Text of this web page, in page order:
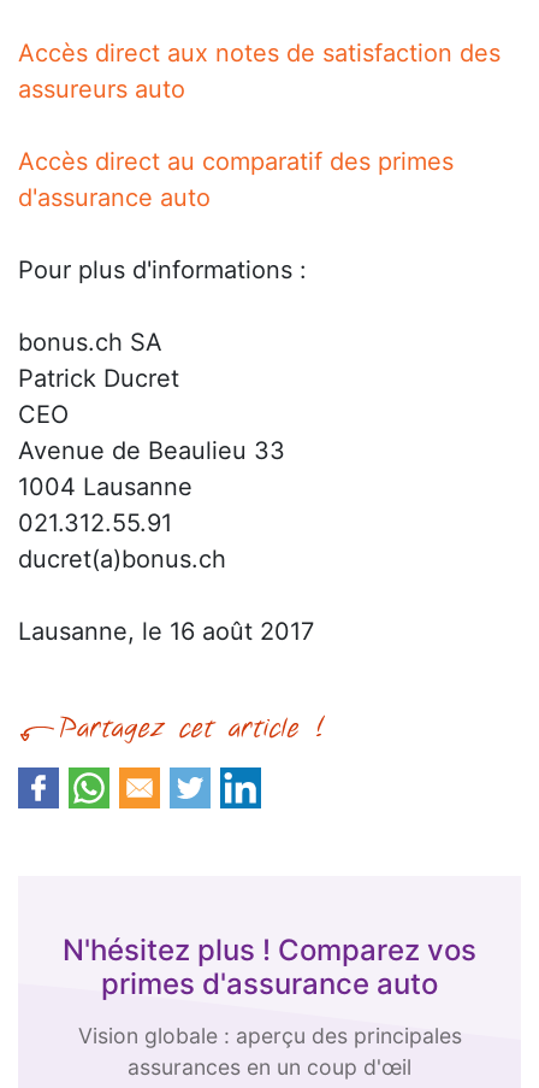
Accès direct aux notes de satisfaction des
assureurs auto
Accès direct au comparatif des primes
d'assurance auto
Pour plus d'informations :
bonus.ch SA
Patrick Ducret
CEO
Avenue de Beaulieu 33
1004 Lausanne
021.312.55.91
ducret(a)bonus.ch
Lausanne, le 16 août 2017
N'hésitez plus ! Comparez vos
primes d'assurance auto
Vision globale : aperçu des principales
assurances en un coup d'œil